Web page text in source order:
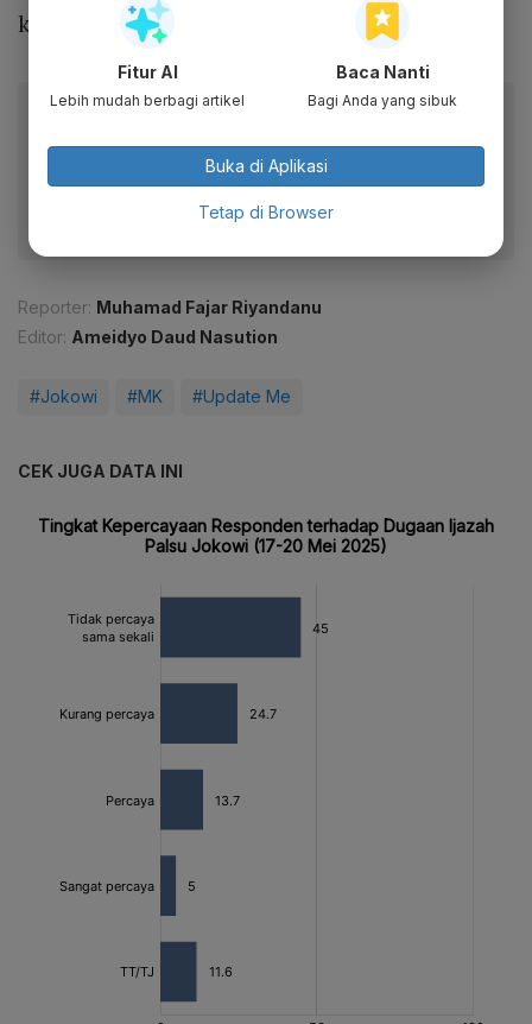
kata Jokowi.
Baca artikel ini lewat aplikasi mobile.
Dapatkan pengalaman membaca lebih nyaman dan nikmati
fitur menarik lainnya lewat aplikasi mobile Katadata.
Reporter: Muhamad Fajar Riyandanu
Editor: Ameidyo Daud Nasution
#Jokowi #MK #Update Me
CEK JUGA DATA INI
Fitur AI
Lebih mudah berbagi artikel
Baca Nanti
Bagi Anda yang sibuk
Buka di Aplikasi
Tetap di Browser